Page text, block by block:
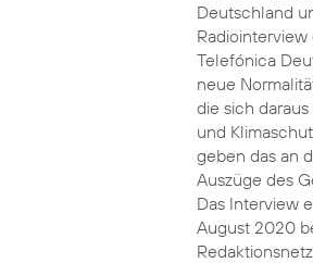
Deutschland
Telefónica
neue
die sich
und
geben das an
Auszüge des
Das Interview
August 2020